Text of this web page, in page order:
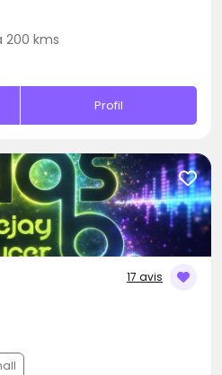
200 kms
Profil
17 avis